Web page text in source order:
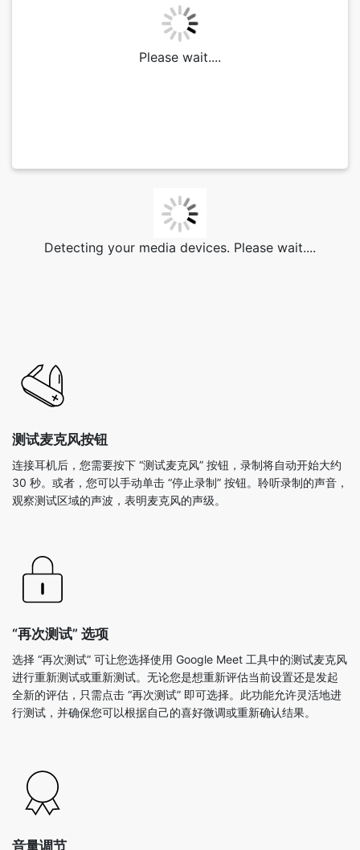
Please wait....
Detecting your media devices. Please wait....
测试麦克风按钮
连接耳机后，您需要按下 “测试麦克风” 按钮，录制将自动开始大约
30 秒。或者，您可以手动单击 “停止录制” 按钮。聆听录制的声音，
观察测试区域的声波，表明麦克风的声级。
“再次测试” 选项
选择 “再次测试” 可让您选择使用 Google Meet 工具中的测试麦克风
进行重新测试或重新测试。无论您是想重新评估当前设置还是发起
全新的评估，只需点击 “再次测试” 即可选择。此功能允许灵活地进
行测试，并确保您可以根据自己的喜好微调或重新确认结果。
音量调节